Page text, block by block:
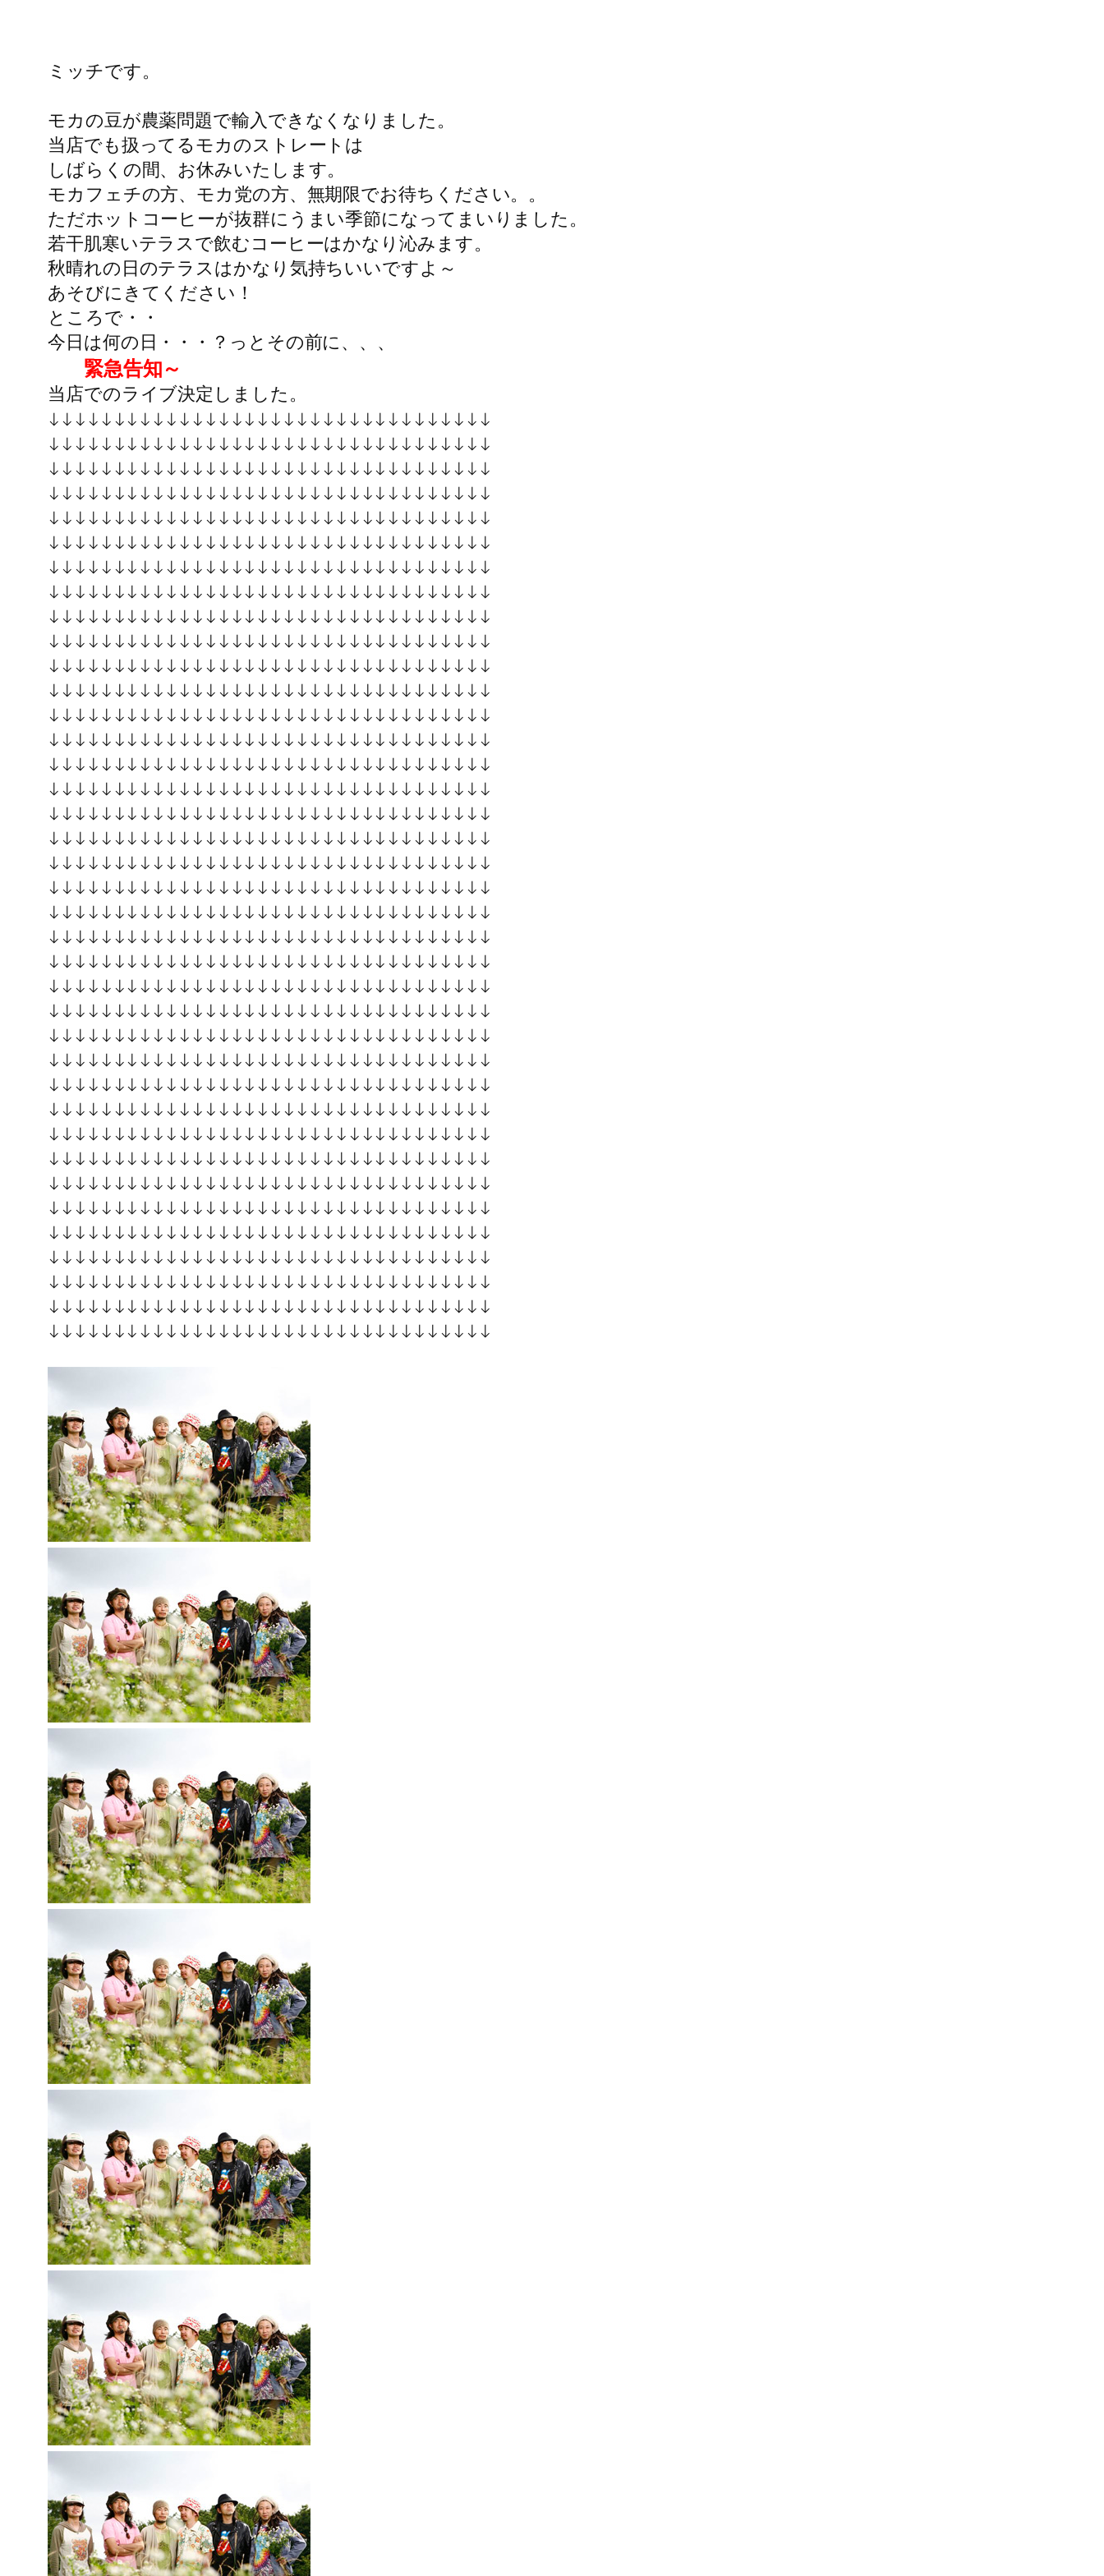
ミッチです。
モカの豆が農薬問題で輸入できなくなりました。
当店でも扱ってるモカのストレートは
しばらくの間、お休みいたします。
モカフェチの方、モカ党の方、無期限でお待ちください。。
ただホットコーヒーが抜群にうまい季節になってまいりました。
若干肌寒いテラスで飲むコーヒーはかなり沁みます。
秋晴れの日のテラスはかなり気持ちいいですよ～
あそびにきてください！
ところで・・
今日は何の日・・・？っとその前に、、、
緊急告知～
当店でのライブ決定しました。
↓↓↓↓↓↓↓↓↓↓↓↓↓↓↓↓↓↓↓↓↓↓↓↓↓↓↓↓↓↓↓↓↓↓
↓↓↓↓↓↓↓↓↓↓↓↓↓↓↓↓↓↓↓↓↓↓↓↓↓↓↓↓↓↓↓↓↓↓
↓↓↓↓↓↓↓↓↓↓↓↓↓↓↓↓↓↓↓↓↓↓↓↓↓↓↓↓↓↓↓↓↓↓
↓↓↓↓↓↓↓↓↓↓↓↓↓↓↓↓↓↓↓↓↓↓↓↓↓↓↓↓↓↓↓↓↓↓
↓↓↓↓↓↓↓↓↓↓↓↓↓↓↓↓↓↓↓↓↓↓↓↓↓↓↓↓↓↓↓↓↓↓
↓↓↓↓↓↓↓↓↓↓↓↓↓↓↓↓↓↓↓↓↓↓↓↓↓↓↓↓↓↓↓↓↓↓
↓↓↓↓↓↓↓↓↓↓↓↓↓↓↓↓↓↓↓↓↓↓↓↓↓↓↓↓↓↓↓↓↓↓
↓↓↓↓↓↓↓↓↓↓↓↓↓↓↓↓↓↓↓↓↓↓↓↓↓↓↓↓↓↓↓↓↓↓
↓↓↓↓↓↓↓↓↓↓↓↓↓↓↓↓↓↓↓↓↓↓↓↓↓↓↓↓↓↓↓↓↓↓
↓↓↓↓↓↓↓↓↓↓↓↓↓↓↓↓↓↓↓↓↓↓↓↓↓↓↓↓↓↓↓↓↓↓
↓↓↓↓↓↓↓↓↓↓↓↓↓↓↓↓↓↓↓↓↓↓↓↓↓↓↓↓↓↓↓↓↓↓
↓↓↓↓↓↓↓↓↓↓↓↓↓↓↓↓↓↓↓↓↓↓↓↓↓↓↓↓↓↓↓↓↓↓
↓↓↓↓↓↓↓↓↓↓↓↓↓↓↓↓↓↓↓↓↓↓↓↓↓↓↓↓↓↓↓↓↓↓
↓↓↓↓↓↓↓↓↓↓↓↓↓↓↓↓↓↓↓↓↓↓↓↓↓↓↓↓↓↓↓↓↓↓
↓↓↓↓↓↓↓↓↓↓↓↓↓↓↓↓↓↓↓↓↓↓↓↓↓↓↓↓↓↓↓↓↓↓
↓↓↓↓↓↓↓↓↓↓↓↓↓↓↓↓↓↓↓↓↓↓↓↓↓↓↓↓↓↓↓↓↓↓
↓↓↓↓↓↓↓↓↓↓↓↓↓↓↓↓↓↓↓↓↓↓↓↓↓↓↓↓↓↓↓↓↓↓
↓↓↓↓↓↓↓↓↓↓↓↓↓↓↓↓↓↓↓↓↓↓↓↓↓↓↓↓↓↓↓↓↓↓
↓↓↓↓↓↓↓↓↓↓↓↓↓↓↓↓↓↓↓↓↓↓↓↓↓↓↓↓↓↓↓↓↓↓
↓↓↓↓↓↓↓↓↓↓↓↓↓↓↓↓↓↓↓↓↓↓↓↓↓↓↓↓↓↓↓↓↓↓
↓↓↓↓↓↓↓↓↓↓↓↓↓↓↓↓↓↓↓↓↓↓↓↓↓↓↓↓↓↓↓↓↓↓
↓↓↓↓↓↓↓↓↓↓↓↓↓↓↓↓↓↓↓↓↓↓↓↓↓↓↓↓↓↓↓↓↓↓
↓↓↓↓↓↓↓↓↓↓↓↓↓↓↓↓↓↓↓↓↓↓↓↓↓↓↓↓↓↓↓↓↓↓
↓↓↓↓↓↓↓↓↓↓↓↓↓↓↓↓↓↓↓↓↓↓↓↓↓↓↓↓↓↓↓↓↓↓
↓↓↓↓↓↓↓↓↓↓↓↓↓↓↓↓↓↓↓↓↓↓↓↓↓↓↓↓↓↓↓↓↓↓
↓↓↓↓↓↓↓↓↓↓↓↓↓↓↓↓↓↓↓↓↓↓↓↓↓↓↓↓↓↓↓↓↓↓
↓↓↓↓↓↓↓↓↓↓↓↓↓↓↓↓↓↓↓↓↓↓↓↓↓↓↓↓↓↓↓↓↓↓
↓↓↓↓↓↓↓↓↓↓↓↓↓↓↓↓↓↓↓↓↓↓↓↓↓↓↓↓↓↓↓↓↓↓
↓↓↓↓↓↓↓↓↓↓↓↓↓↓↓↓↓↓↓↓↓↓↓↓↓↓↓↓↓↓↓↓↓↓
↓↓↓↓↓↓↓↓↓↓↓↓↓↓↓↓↓↓↓↓↓↓↓↓↓↓↓↓↓↓↓↓↓↓
↓↓↓↓↓↓↓↓↓↓↓↓↓↓↓↓↓↓↓↓↓↓↓↓↓↓↓↓↓↓↓↓↓↓
↓↓↓↓↓↓↓↓↓↓↓↓↓↓↓↓↓↓↓↓↓↓↓↓↓↓↓↓↓↓↓↓↓↓
↓↓↓↓↓↓↓↓↓↓↓↓↓↓↓↓↓↓↓↓↓↓↓↓↓↓↓↓↓↓↓↓↓↓
↓↓↓↓↓↓↓↓↓↓↓↓↓↓↓↓↓↓↓↓↓↓↓↓↓↓↓↓↓↓↓↓↓↓
↓↓↓↓↓↓↓↓↓↓↓↓↓↓↓↓↓↓↓↓↓↓↓↓↓↓↓↓↓↓↓↓↓↓
↓↓↓↓↓↓↓↓↓↓↓↓↓↓↓↓↓↓↓↓↓↓↓↓↓↓↓↓↓↓↓↓↓↓
↓↓↓↓↓↓↓↓↓↓↓↓↓↓↓↓↓↓↓↓↓↓↓↓↓↓↓↓↓↓↓↓↓↓
↓↓↓↓↓↓↓↓↓↓↓↓↓↓↓↓↓↓↓↓↓↓↓↓↓↓↓↓↓↓↓↓↓↓